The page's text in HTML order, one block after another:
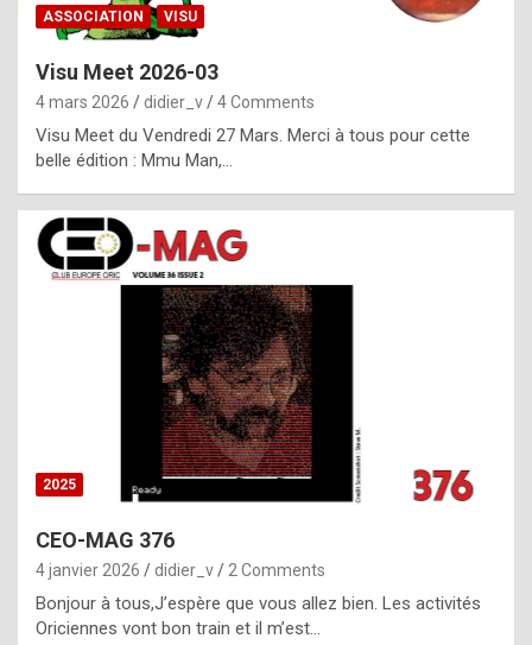
p
l
c
h
i
s
t
o
r
p
e
c
ASSOCIATION VISU
Visu Meet 2026-03
4 mars 2026 didier_v 4 Comments
Visu Meet du Vendredi 27 Mars. Merci à tous pour cette
belle édition : Mmu Man,…
2025
CEO-MAG 376
4 janvier 2026 didier_v 2 Comments
Bonjour à tous,J’espère que vous allez bien. Les activités
Oriciennes vont bon train et il m’est…